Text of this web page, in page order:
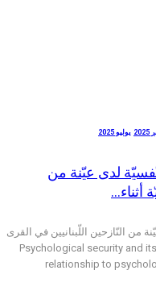
يوليو 2025
لدى عيّنة من
أثناء…
من النّازحين اللّبنانيين في القرى
الجنوبيّة أثناء حرب طوفان الأقصى 2023-2024 Psychological security and its
relationship to